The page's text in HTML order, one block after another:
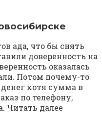
ада, что бы снять
доверенность на
оказалась
Потом почему-то
денег хотя сумма в
по телефону,
Читать далее